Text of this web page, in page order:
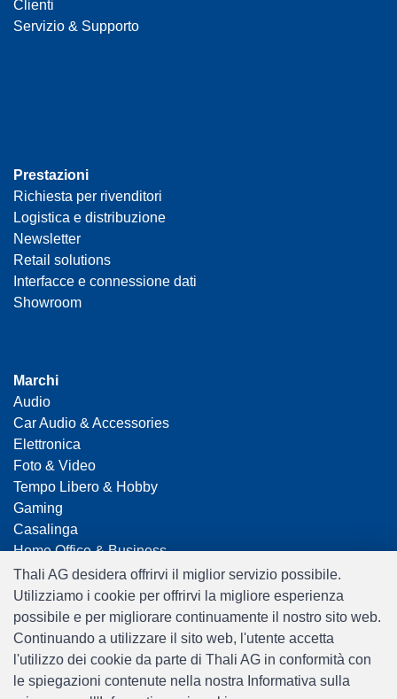
Clienti
Servizio & Supporto
Prestazioni
Richiesta per rivenditori
Logistica e distribuzione
Newsletter
Retail solutions
Interfacce e connessione dati
Showroom
Marchi
Audio
Car Audio & Accessories
Elettronica
Foto & Video
Tempo Libero & Hobby
Gaming
Casalinga
Home Office & Business
Merchandising
Smart Home
Giocattoli
Travel
Thali AG desidera offrirvi il miglior servizio possibile.
Utilizziamo i cookie per offrirvi la migliore esperienza
possibile e per migliorare continuamente il nostro sito web.
Continuando a utilizzare il sito web, l'utente accetta
l'utilizzo dei cookie da parte di Thali AG in conformità con
le spiegazioni contenute nella nostra Informativa sulla